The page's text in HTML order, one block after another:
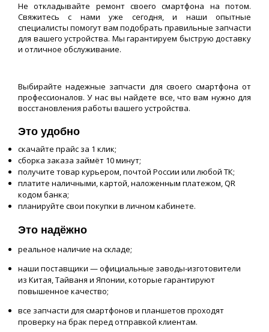
Не откладывайте ремонт своего смартфона на потом.
Свяжитесь с нами уже сегодня, и наши опытные
специалисты помогут вам подобрать правильные запчасти
для вашего устройства. Мы гарантируем быструю доставку
и отличное обслуживание.
Выбирайте надежные запчасти для своего смартфона от
профессионалов. У нас вы найдете все, что вам нужно для
восстановления работы вашего устройства.
Это удобно
скачайте прайс за 1 клик;
сборка заказа займёт 10 минут;
получите товар курьером, почтой России или любой ТК;
платите наличными, картой, наложенным платежом, QR
кодом банка;
планируйте свои покупки в личном кабинете.
Это надёжно
реальное наличие на складе;
наши поставщики — официальные заводы-изготовители
из Китая, Тайваня и Японии, которые гарантируют
повышенное качество;
все запчасти для смартфонов и планшетов проходят
проверку на брак перед отправкой клиентам.